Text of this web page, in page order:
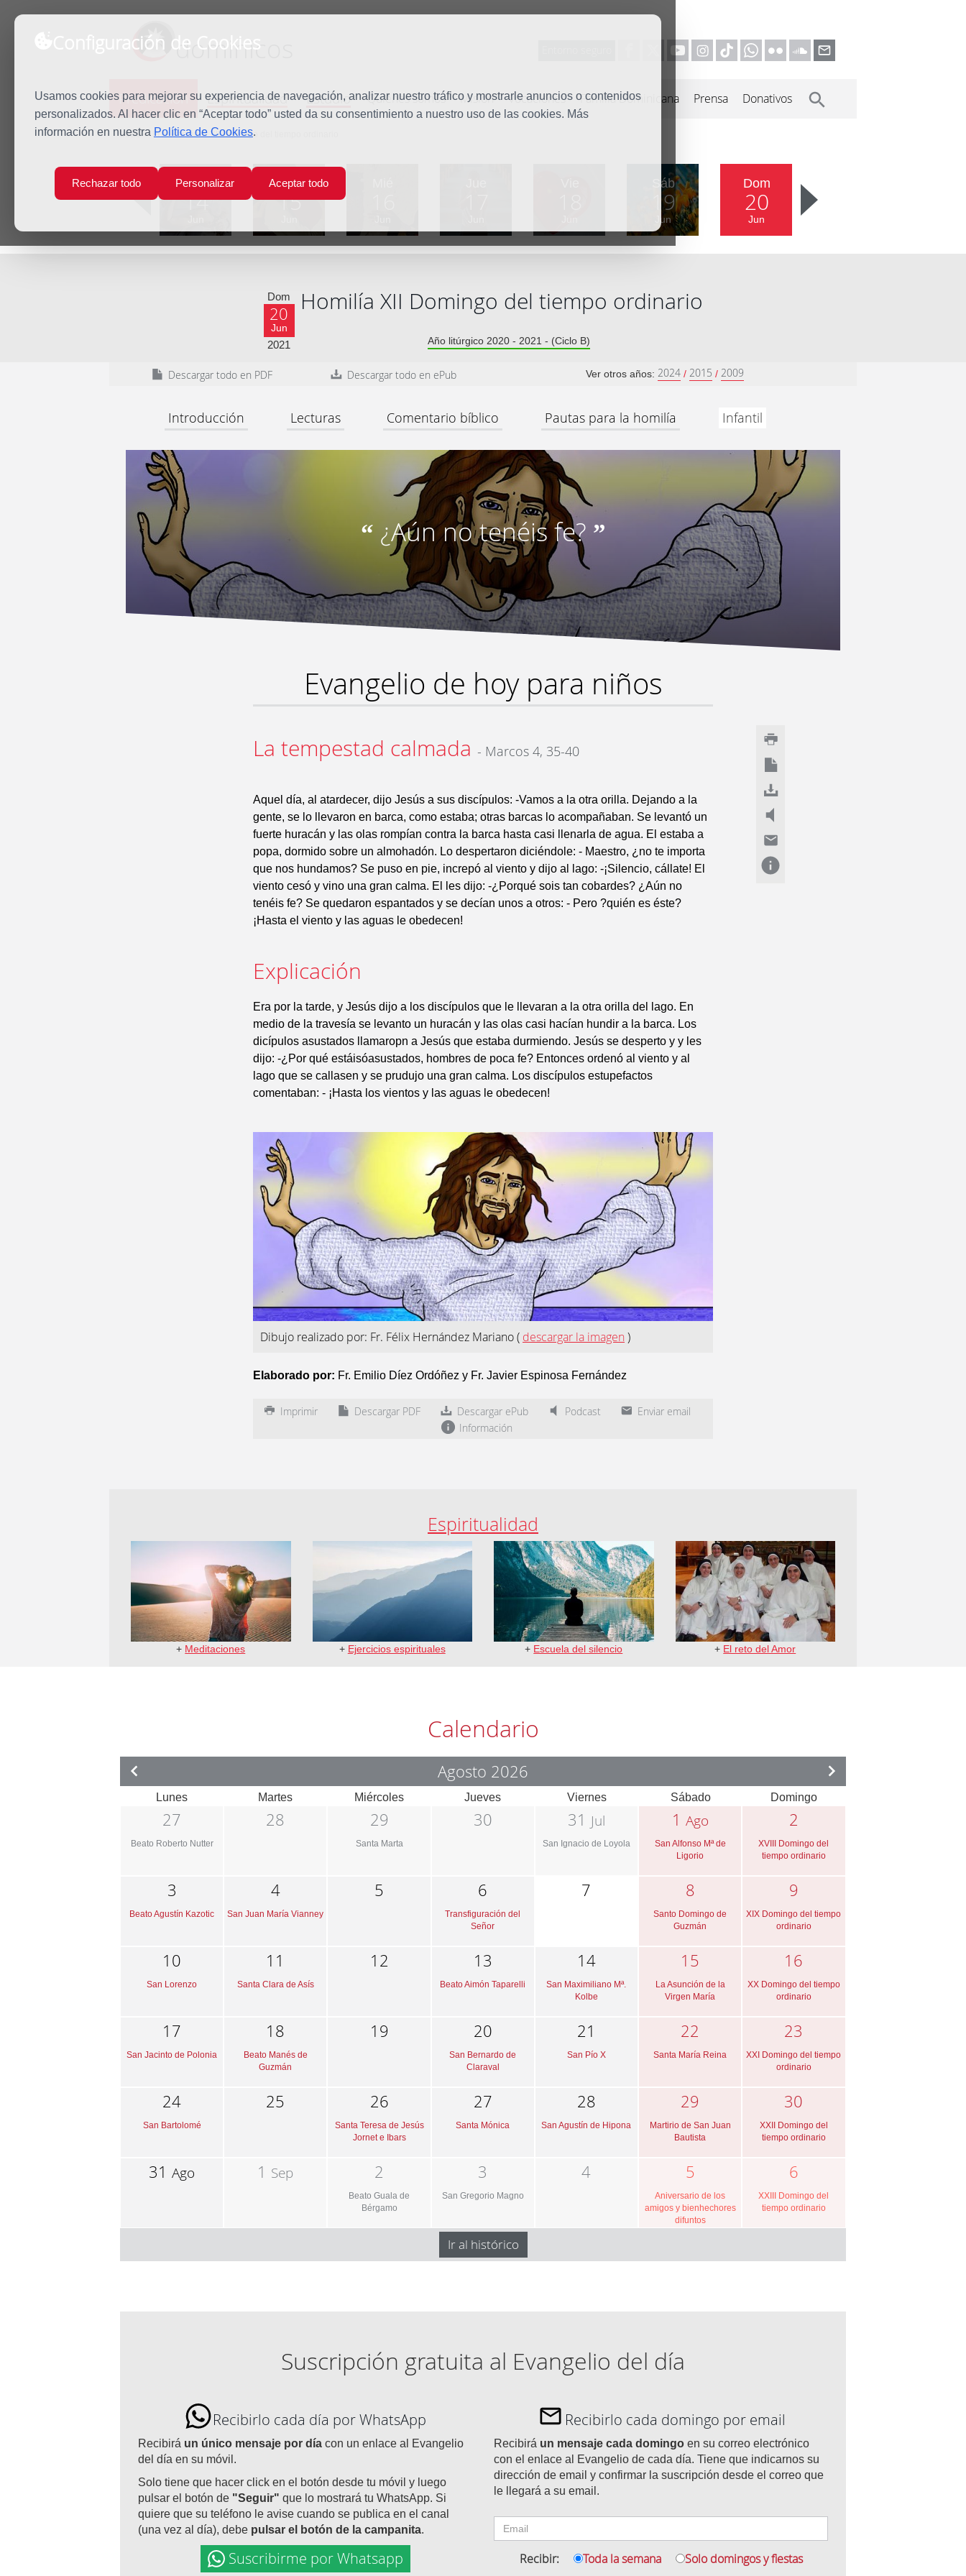
Configuración de Cookies
Usamos cookies para mejorar su experiencia de navegación, analizar nuestro tráfico y mostrarle anuncios o contenidos
personalizados. Al hacer clic en “Aceptar todo” usted da su consentimiento a nuestro uso de las cookies. Más
información en nuestra Política de Cookies.
Rechazar todo Personalizar Aceptar todo
dominicos
Predicación Espiritualidad Estudio Quiénes somos Misión Vocaciones Familia Dominicana Prensa Donativos
Inicio Predicación XII Domingo del tiempo ordinario
Lun
14
Mar
15
Sáb
19
Jun
Dom
20
Jun
Dom
20
Jun
2021
Homilía XII Domingo del tiempo ordinario
Año litúrgico 2020 - 2021 - (Ciclo B)
Descargar todo en PDF Descargar todo en ePub Ver otros años: 2024 / 2015 / 2009
Introducción Lecturas Comentario bíblico Pautas para la homilía Infantil
“ ¿Aún no tenéis fe? ”
Evangelio de hoy para niños
La tempestad calmada - Marcos 4, 35-40
Aquel día, al atardecer, dijo Jesús a sus discípulos: -Vamos a la otra orilla. Dejando a la
gente, se lo llevaron en barca, como estaba; otras barcas lo acompañaban. Se levantó un
fuerte huracán y las olas rompían contra la barca hasta casi llenarla de agua. El estaba a
popa, dormido sobre un almohadón. Lo despertaron diciéndole: - Maestro, ¿no te importa
que nos hundamos? Se puso en pie, increpó al viento y dijo al lago: -¡Silencio, cállate! El
viento cesó y vino una gran calma. El les dijo: -¿Porqué sois tan cobardes? ¿Aún no
tenéis fe? Se quedaron espantados y se decían unos a otros: - Pero ?quién es éste?
¡Hasta el viento y las aguas le obedecen!
Explicación
Era por la tarde, y Jesús dijo a los discípulos que le llevaran a la otra orilla del lago. En
medio de la travesía se levanto un huracán y las olas casi hacían hundir a la barca. Los
dicípulos asustados llamaropn a Jesús que estaba durmiendo. Jesús se desperto y y les
dijo: -¿Por qué estáisóasustados, hombres de poca fe? Entonces ordenó al viento y al
lago que se callasen y se prudujo una gran calma. Los discípulos estupefactos
comentaban: - ¡Hasta los vientos y las aguas le obedecen!
Dibujo realizado por: Fr. Félix Hernández Mariano( descargar la imagen )
Elaborado por: Fr. Emilio Díez Ordóñez y Fr. Javier Espinosa Fernández
Imprimir Descargar PDF Descargar ePub Podcast
Enviar email
Información
Espiritualidad
+ Meditaciones + Ejercicios espirituales + Escuela del silencio + El reto del Amor
Calendario
Agosto 2026
Lunes Martes Miércoles Jueves Viernes Sábado Domingo
27
Beato Roberto Nutter
28 29
Santa Marta
30 31 Jul
San Ignacio de Loyola
1 Ago
San Alfonso Mª de
Ligorio
2
XVIII Domingo del
tiempo ordinario
3
Beato Agustín Kazotic
4
San Juan María Vianney
5 6
Transfiguración del
Señor
7 8
Santo Domingo de
Guzmán
9
XIX Domingo del tiempo
ordinario
10
San Lorenzo
11
Santa Clara de Asís
12 13
Beato Aimón Taparelli
14
San Maximiliano Mª.
Kolbe
15
La Asunción de la
Virgen María
16
XX Domingo del tiempo
ordinario
17
San Jacinto de Polonia
18
Beato Manés de
Guzmán
19 20
San Bernardo de
Claraval
21
San Pío X
22
Santa María Reina
23
XXI Domingo del tiempo
ordinario
24
San Bartolomé
25 26
Santa Teresa de Jesús
Jornet e Ibars
27
Santa Mónica
28
San Agustín de Hipona
29
Martirio de San Juan
Bautista
30
XXII Domingo del
tiempo ordinario
31Ago 1 Sep 2
Beato Guala de
Bérgamo
3
San Gregorio Magno
4 5
Aniversario de los
amigos y bienhechores
difuntos
6
XXIII Domingo del
tiempo ordinario
Ir al histórico
Suscripción gratuita al Evangelio del día
Recibirlo cada día por WhatsApp
Recibirá un único mensaje por día con un enlace al Evangelio
del día en su móvil.
Solo tiene que hacer click en el botón desde tu móvil y luego
pulsar el botón de "Seguir" que lo mostrará tu WhatsApp. Si
quiere que su teléfono le avise cuando se publica en el canal
(una vez al día), debe pulsar el botón de la campanita.
Suscribirme por Whatsapp
Recibirlo cada domingo por email
Recibirá un mensaje cada domingo en su correo electrónico
con el enlace al Evangelio de cada día. Tiene que indicarnos su
dirección de email y confirmar la suscripción desde el correo que
le llegará a su email.
Recibir: Toda la semana Solo domingos y fiestas